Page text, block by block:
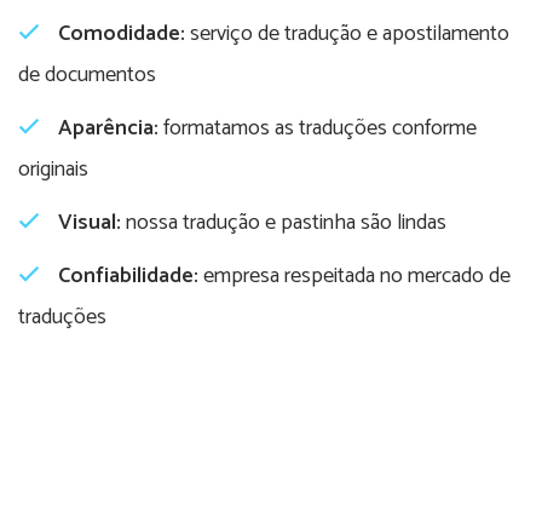
Comodidade:serviço de tradução e apostilamento
de documentos
Aparência:formatamos as traduções conforme
originais
Visual:nossa tradução e pastinha são lindas
Confiabilidade:empresa respeitada no mercado de
traduções